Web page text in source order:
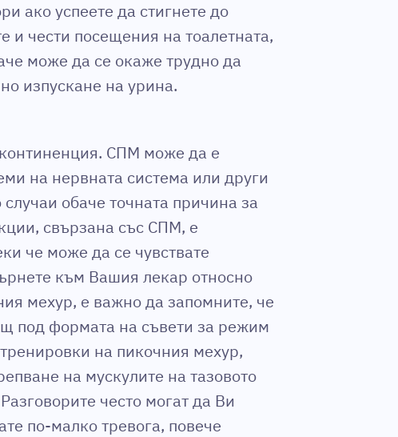
ако успеете да стигнете до
и чести посещения на тоалетната,
може да се окаже трудно да
изпускане на урина.
СПМ може да е
на нервната система или други
обаче точната причина за
свързана със СПМ, е
че може да се чувствате
към Вашия лекар относно
мехур, е важно да запомните, че
под формата на съвети за режим
на пикочния мехур,
на мускулите на тазовото
често могат да Ви
по-малко тревога, повече